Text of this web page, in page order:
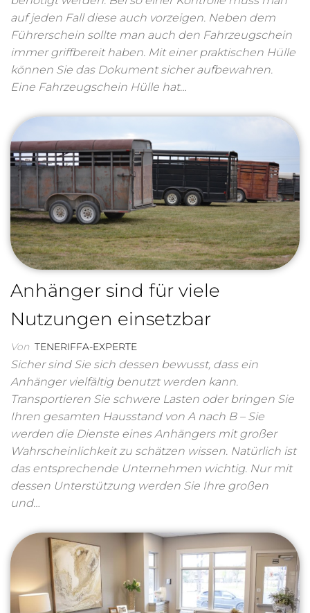
auf jeden Fall diese auch vorzeigen. Neben dem
Führerschein sollte man auch den Fahrzeugschein
immer griffbereit haben. Mit einer praktischen Hülle
können Sie das Dokument sicher aufbewahren.
Eine Fahrzeugschein Hülle hat…
Anhänger sind für viele
Nutzungen einsetzbar
Von TENERIFFA-EXPERTE
Sicher sind Sie sich dessen bewusst, dass ein
Anhänger vielfältig benutzt werden kann.
Transportieren Sie schwere Lasten oder bringen Sie
Ihren gesamten Hausstand von A nach B – Sie
werden die Dienste eines Anhängers mit großer
Wahrscheinlichkeit zu schätzen wissen. Natürlich ist
das entsprechende Unternehmen wichtig. Nur mit
dessen Unterstützung werden Sie Ihre großen
und…